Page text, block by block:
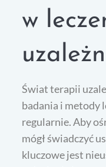
w
Świat terapii
badania i metody
regularnie. Aby
mógł świadczyć
kluczowe jest